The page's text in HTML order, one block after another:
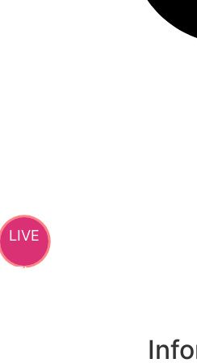
মণিপুর সীমান্ত
LIVE
TV